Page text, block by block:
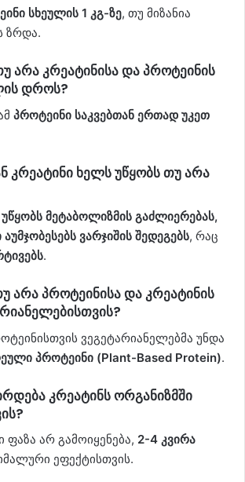
სხეულის 1 კგ-ზე, თუ მიზანია
ზრდა.
არა კრეატინისა და პროტეინის
დროს?
პროტეინი საკვებთან ერთად უკეთ
კრეატინი ხელს უწყობს თუ არა
მეტაბოლიზმის გაძლიერებას,
ვარჯიშის შედეგებს, რაც
.
არა პროტეინისა და კრეატინის
ვეგეტარიანელებმა უნდა
პროტეინი (Plant-Based Protein).
კრეატინს ორგანიზმში
არ გამოიყენება, 2-4 კვირა
ეფექტისთვის.